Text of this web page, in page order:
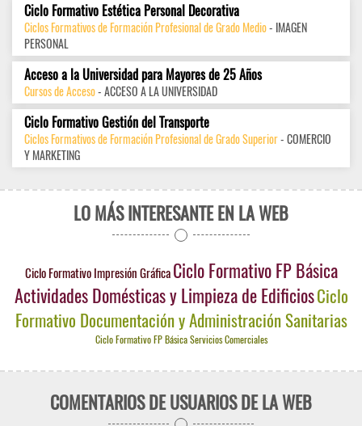
Ciclo Formativo Estética Personal Decorativa
Ciclos Formativos de Formación Profesional de Grado Medio- IMAGEN
PERSONAL
Acceso a la Universidad para Mayores de 25 Años
Cursos de Acceso- ACCESO A LA UNIVERSIDAD
Ciclo Formativo Gestión del Transporte
Ciclos Formativos de Formación Profesional de Grado Superior- COMERCIO
Y MARKETING
LO MÁS INTERESANTE EN LA WEB
Ciclo Formativo Impresión Gráfica Ciclo Formativo FP Básica
Actividades Domésticas y Limpieza de EdificiosCiclo
Formativo Documentación y Administración Sanitarias
Ciclo Formativo FP Básica Servicios Comerciales
COMENTARIOS DE USUARIOS DE LA WEB